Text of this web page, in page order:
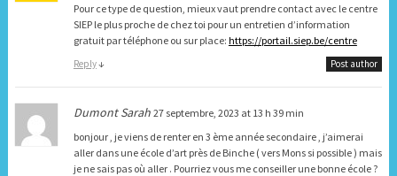
Post author
Pour ce type de question, mieux vaut prendre contact avec le centre
SIEP le plus proche de chez toi pour un entretien d’information
gratuit par téléphone ou sur place: https://portail.siep.be/centre
Reply↓
Dumont Sarah 27 septembre, 2023 at 13 h 39 min
bonjour , je viens de renter en 3 ème année secondaire , j’aimerai
aller dans une école d’art près de Binche ( vers Mons si possible ) mais
je ne sais pas où aller . Pourriez vous me conseiller une bonne école ?